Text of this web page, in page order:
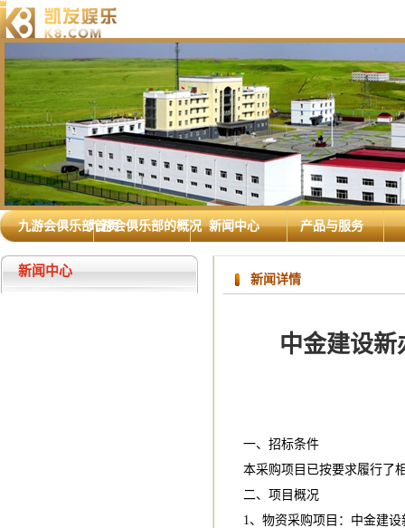
九游会俱乐部首页九游会俱乐部的概况 新闻中心 产品与服务
新闻中心
新闻详情
中金建设
一、招标条件
本采购项目已按要求履行了
二、项目概况
1、物资采购项目：中金建